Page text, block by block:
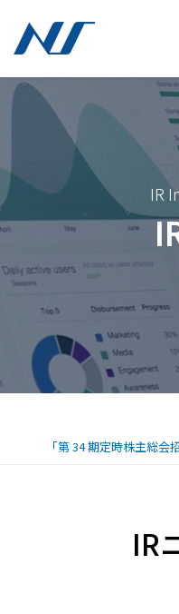
IR
「第 34 期定時株主総
IR